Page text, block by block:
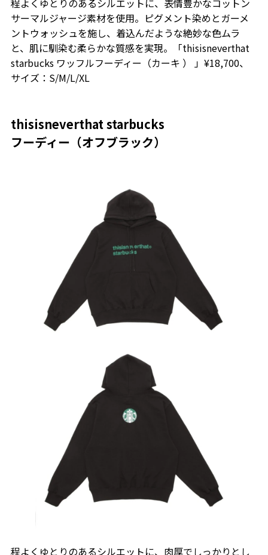
程よくゆとりのあるシルエットに、表情豊かなコットン
サーマルジャージ素材を使用。ピグメント染めとガーメ
ントウォッシュを施し、着込んだような絶妙な色ムラ
と、肌に馴染む柔らかな質感を実現。「thisisneverthat
starbucks ワッフルフーディー（カーキ ） 」¥18,700、
サイズ：S/M/L/XL
thisisneverthat starbucks
フーディー（オフブラック）
程よくゆとりのあるシルエットに、肉厚でしっかりとし